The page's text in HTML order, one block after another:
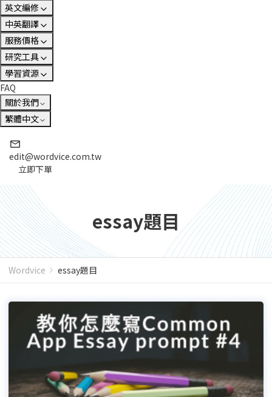
英文編修
中英翻譯
服務價格
研究工具
學習資源
FAQ
關於我們
繁體中文
edit@wordvice.com.tw
立即下單
essay題目
Wordvice essay題目